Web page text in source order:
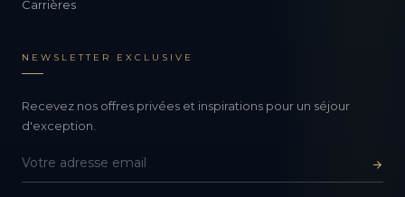
Carrières
NEWSLETTER EXCLUSIVE
Recevez nos offres privées et inspirations pour un séjour
d'exception.